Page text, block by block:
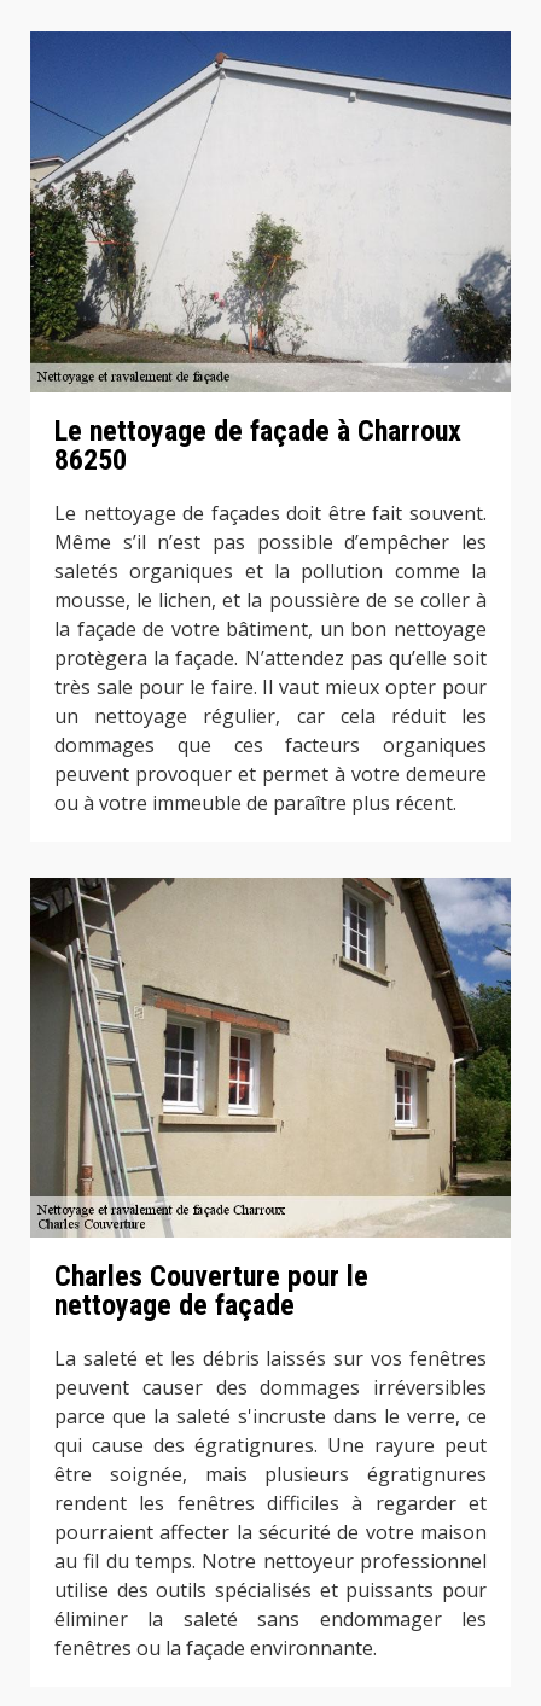
Le nettoyage de façade à Charroux
86250
Le nettoyage de façades doit être fait souvent.
Même s’il n’est pas possible d’empêcher les
saletés organiques et la pollution comme la
mousse, le lichen, et la poussière de se coller à
la façade de votre bâtiment, un bon nettoyage
protègera la façade. N’attendez pas qu’elle soit
très sale pour le faire. Il vaut mieux opter pour
un nettoyage régulier, car cela réduit les
dommages que ces facteurs organiques
peuvent provoquer et permet à votre demeure
ou à votre immeuble de paraître plus récent.
Charles Couverture pour le
nettoyage de façade
La saleté et les débris laissés sur vos fenêtres
peuvent causer des dommages irréversibles
parce que la saleté s'incruste dans le verre, ce
qui cause des égratignures. Une rayure peut
être soignée, mais plusieurs égratignures
rendent les fenêtres difficiles à regarder et
pourraient affecter la sécurité de votre maison
au fil du temps. Notre nettoyeur professionnel
utilise des outils spécialisés et puissants pour
éliminer la saleté sans endommager les
fenêtres ou la façade environnante.